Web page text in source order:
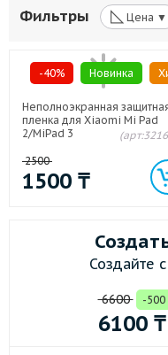
Фильтры ◺ Цена ▼
-40% Новинка
Неполноэкранная
пленка для Xiaomi Mi Pad
2/MiPad 3
2500
1500 ₸
Создайте
6600 -500
6100 ₸